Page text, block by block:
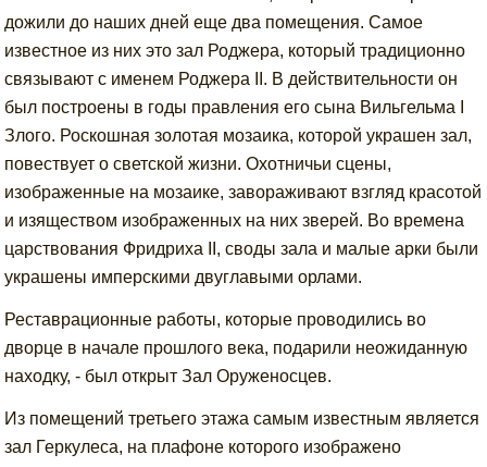
дожили до наших дней еще два помещения. Самое
известное из них это зал Роджера, который традиционно
связывают с именем Роджера II. В действительности он
был построены в годы правления его сына Вильгельма I
Злого. Роскошная золотая мозаика, которой украшен зал,
повествует о светской жизни. Охотничьи сцены,
изображенные на мозаике, завораживают взгляд красотой
и изяществом изображенных на них зверей. Во времена
царствования Фридриха II, своды зала и малые арки были
украшены имперскими двуглавыми орлами.
Реставрационные работы, которые проводились во
дворце в начале прошлого века, подарили неожиданную
находку, - был открыт Зал Оруженосцев.
Из помещений третьего этажа самым известным является
зал Геркулеса, на плафоне которого изображено